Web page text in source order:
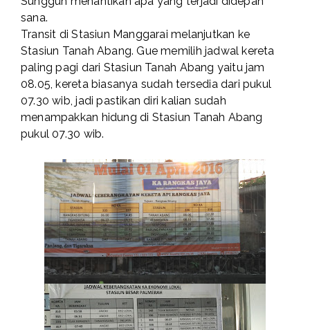
sana.
Transit di Stasiun Manggarai melanjutkan ke
Stasiun Tanah Abang. Gue memilih jadwal kereta
paling pagi dari Stasiun Tanah Abang yaitu jam
08.05, kereta biasanya sudah tersedia dari pukul
07.30 wib, jadi pastikan diri kalian sudah
menampakkan hidung di Stasiun Tanah Abang
pukul 07.30 wib.